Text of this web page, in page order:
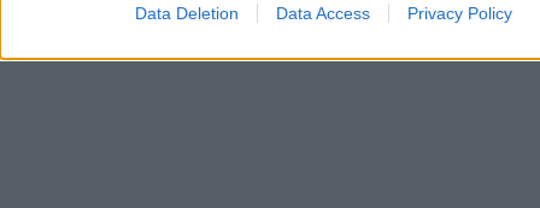
Data Deletion Data Access Privacy Policy